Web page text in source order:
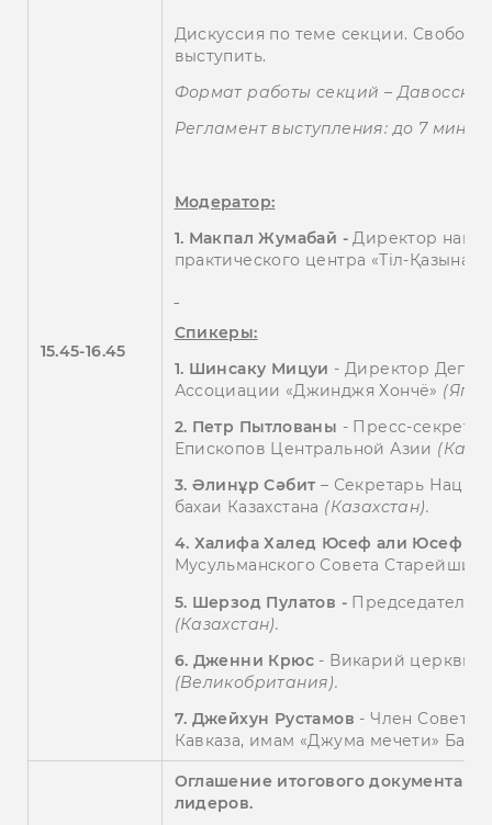
15.45-16.45
Дискуссия по теме секции.
выступить.
Формат работы секций – Давосский
Регламент выступления: до 7 мин.
Модератор:
1. Макпал Жумабай -Директор
практического центра «Тіл-
Спикеры:
1. Шинсаку Мицуи - Директор
Ассоциации «Джинджя Хончё»
2. Петр Пытлованы - Пресс-
Епископов Центральной Азии
3. Әлинұр Сәбит – Секретарь
бахаи Казахстана (Казахстан).
4. Халифа Халед Юсеф али Юсеф
Мусульманского Совета Старейшин
5. Шерзод Пулатов - Председатель
(Казахстан).
6. Дженни Крюс - Викарий церкви
(Великобритания).
7. Джейхун Рустамов - Член Совета
Кавказа, имам «Джума мечети» Баку
Оглашение итогового документа
лидеров.